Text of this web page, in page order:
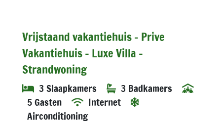
Vrijstaand vakantiehuis - Prive
Vakantiehuis - Luxe Villa -
Strandwoning
3 Slaapkamers
3 Badkamers
5 Gasten
Internet
Airconditioning